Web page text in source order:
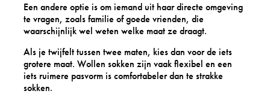
Een andere optie is om iemand uit haar directe omgeving
te vragen, zoals familie of goede vrienden, die
waarschijnlijk wel weten welke maat ze draagt.
Als je twijfelt tussen twee maten, kies dan voor de iets
grotere maat. Wollen sokken zijn vaak flexibel en een
iets ruimere pasvorm is comfortabeler dan te strakke
sokken.